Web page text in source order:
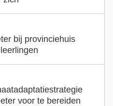
bij provinciehuis
voor te bereiden